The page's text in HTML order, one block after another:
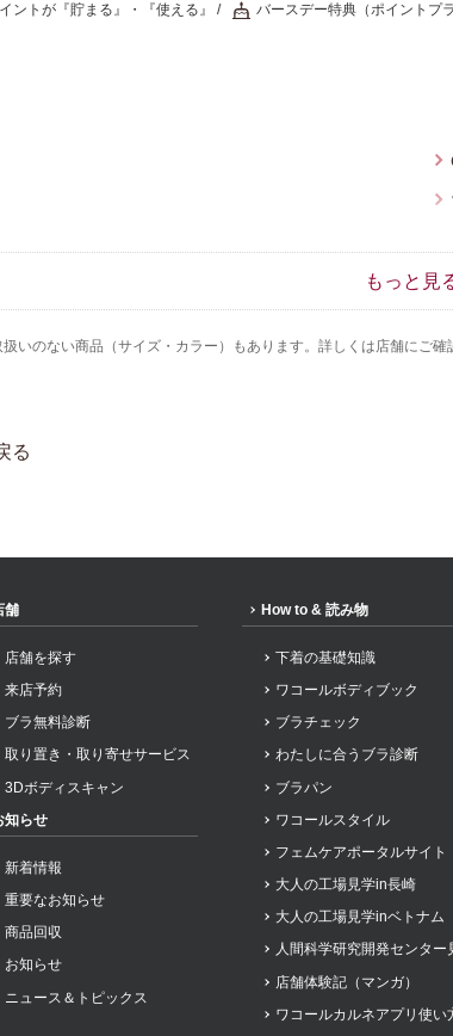
ントが『貯まる』・『使える』 バースデー特典（ポイントプラ
もっと見
いのない商品（サイズ・カラー）もあります。詳しくは店舗にご
る
舗
店舗を探す
来店予約
ブラ無料診断
取り置き・取り寄せサービス
3Dボディスキャン
知らせ
新着情報
重要なお知らせ
商品回収
お知らせ
ニュース＆トピックス
How to & 読み物
下着の基礎知識
ワコールボディブック
ブラチェック
わたしに合うブラ診断
ブラパン
ワコールスタイル
フェムケアポータルサイト
大人の工場見学in長崎
大人の工場見学inベトナム
人間科学研究開発センター
店舗体験記（マンガ）
ワコールカルネアプリ使い